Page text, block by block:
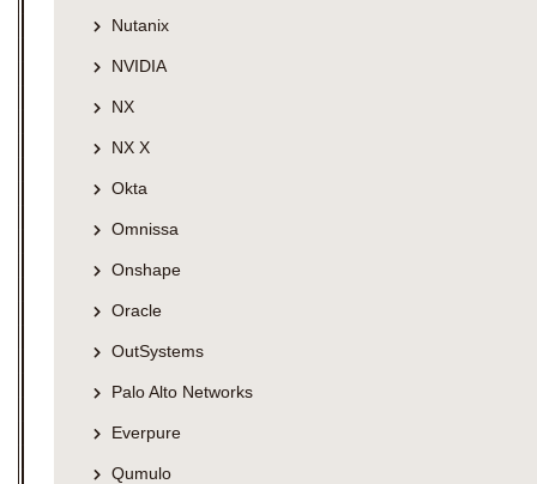
Nutanix
NVIDIA
NX
NX X
Okta
Omnissa
Onshape
Oracle
OutSystems
Palo Alto Networks
Everpure
Qumulo